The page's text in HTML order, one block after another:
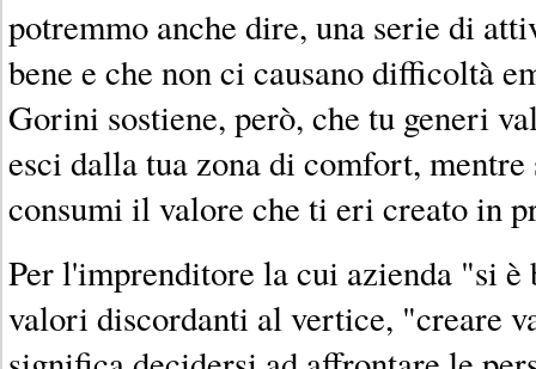
potremmo anche dire, una serie di
bene e che non ci causano difficoltà
Gorini sostiene, però, che tu generi
esci dalla tua zona di comfort,
consumi il valore che ti eri creato in
Per l'imprenditore la cui azienda "si è
valori discordanti al vertice, "creare